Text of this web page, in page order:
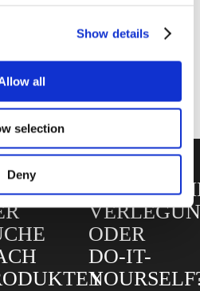
Show details
all
selection
Deny
Formate und Lösungen.
ODER
DO-IT-